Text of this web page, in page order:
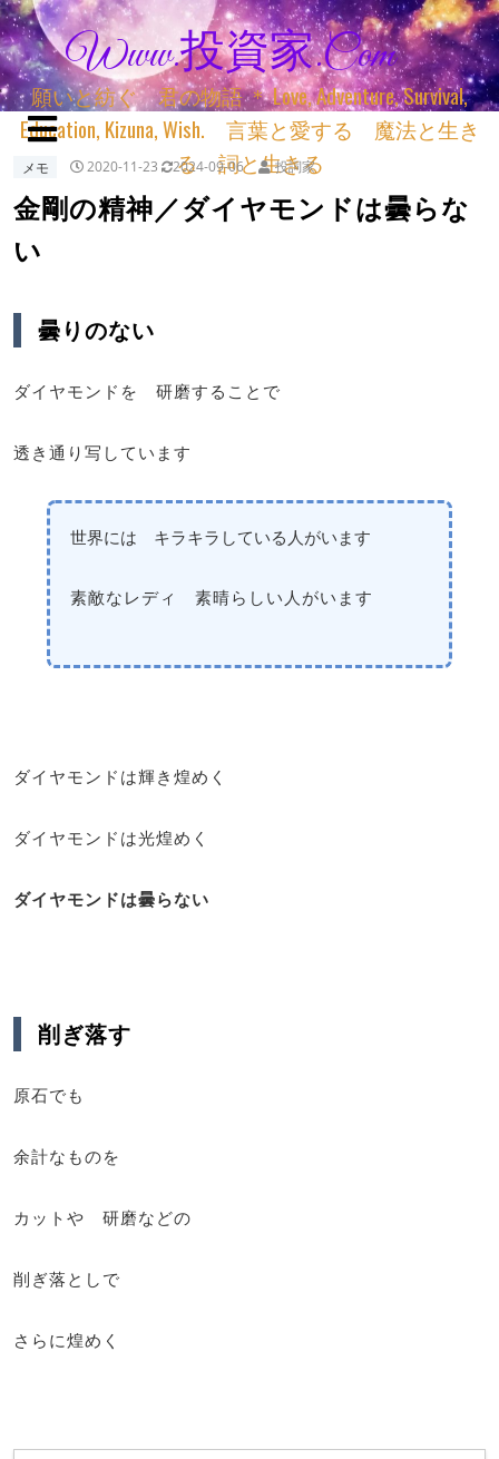
Www.投資家.com
願いと紡ぐ 君の物語 ＊ Love, Adventure, Survival,
Education, Kizuna, Wish. 言葉と愛する 魔法と生き
る 詞と生きる
メモ 2020-11-23 2024-09-06 投詞家
金剛の精神／ダイヤモンドは曇らな
い
曇りのない
ダイヤモンドを 研磨することで
透き通り写しています
世界には キラキラしている人がいます
素敵なレディ 素晴らしい人がいます
ダイヤモンドは輝き煌めく
ダイヤモンドは光煌めく
ダイヤモンドは曇らない
削ぎ落す
原石でも
余計なものを
カットや 研磨などの
削ぎ落としで
さらに煌めく